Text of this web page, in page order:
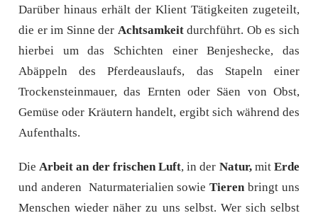
Darüber hinaus erhält der Klient Tätigkeiten zugeteilt,
die er im Sinne der Achtsamkeitdurchführt. Ob es sich
hierbei um das Schichten einer Benjeshecke, das
Abäppeln des Pferdeauslaufs, das Stapeln einer
Trockensteinmauer, das Ernten oder Säen von Obst,
Gemüse oder Kräutern handelt, ergibt sich während des
Aufenthalts.
DieArbeit an der frischen Luft, in der Natur,mitErde
und anderen Naturmaterialien sowieTierenbringt uns
Menschen wieder näher zu uns selbst. Wer sich selbst